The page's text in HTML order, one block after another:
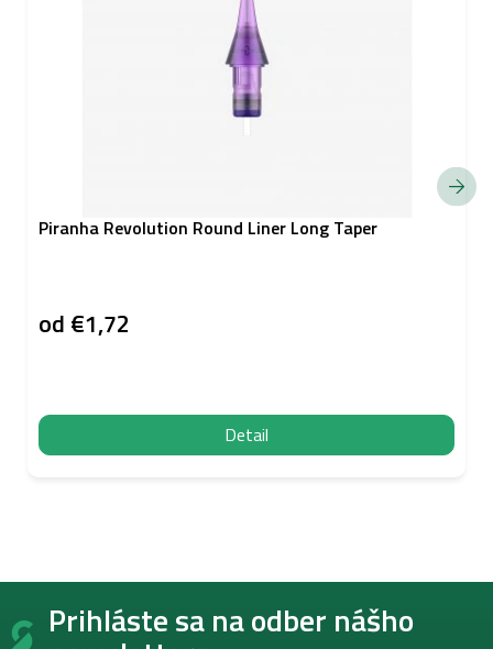
Piranha Revolution Round Liner Long Taper
od €1,72
Detail
Z
Prihláste sa na odber nášho